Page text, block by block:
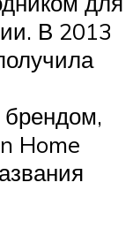
В 2013
Home